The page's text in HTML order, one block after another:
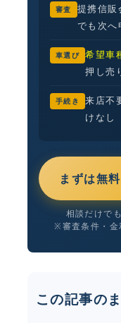
審査 提携信販
でも次へ
車選び 希望車
押し売
手続き 来店不
けなし
まずは無
相談だけで
※審査条件・金
この記事の